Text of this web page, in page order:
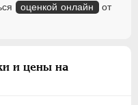
оценкой онлайн от
и цены на